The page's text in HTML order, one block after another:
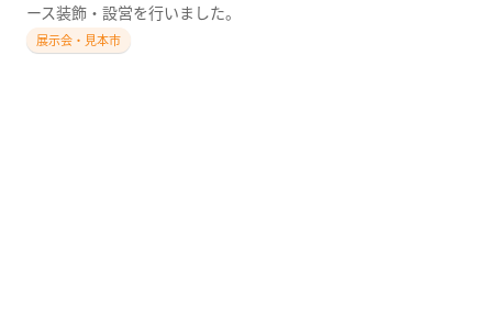
ース装飾・設営を行いました。
展示会・見本市